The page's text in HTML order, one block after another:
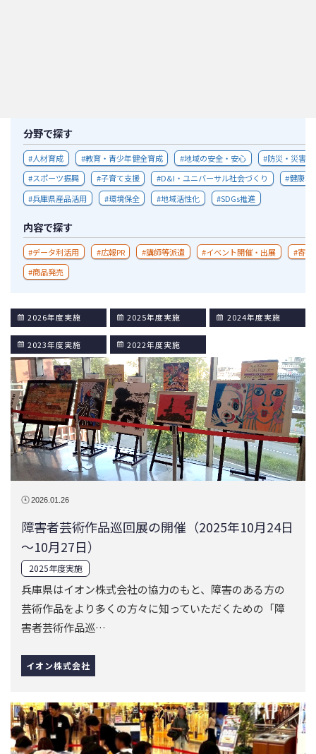
分野で探す
人材育成 教育・青少年健全育成 地域の安全・安心
防災・災害
スポーツ振興
子育て支援 D&I・ユニバーサル社会づくり
健康増
兵庫県産品活用
環境保全 地域活性化 SDGs推進
内容で探す
データ利活用 広報PR 講師等派遣 イベント開催・出展
寄附
商品発売
2026年度実施 2025年度実施 2024年度実施
2023年度実施 2022年度実施
2026.01.26
障害者芸術作品巡回展の開催（2025年10月24日
～10月27日）
2025年度実施
兵庫県はイオン株式会社の協力のもと、障害のある方の
芸術作品をより多くの方々に知っていただくための「障
害者芸術作品巡…
イオン株式会社